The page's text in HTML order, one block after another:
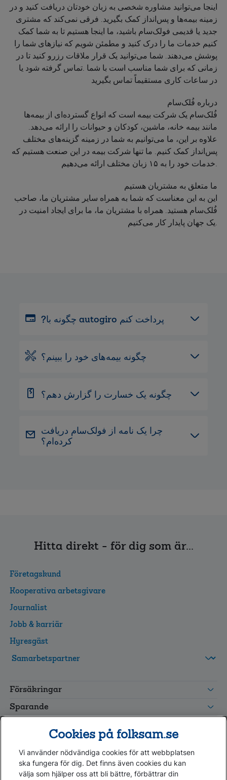
اینجا می‌توانید مشاوره شخصی به زبان خودتان دریافت کنید و در
زمینه بیمه‌ها و پس‌انداز کمک بگیرید. فرقی نمی‌کند که مشتری
جدید یا قدیمی فولک‌سام باشید، ما اینجا هستیم تا به شما کمک
کنیم خدمات ما را درک کنید و مطمئن شویم که نیازهای شما را
پوشش می‌دهند. شما می‌توانید یک قرار ملاقات رزرو کنید تا در
زمانی که برای شما مناسب است با شما .تماس گرفته شود یا
در ساعات کاری مستقیماً تماس بگیرید
درباره فُلک‌سام
فُلک‌سام یک شرکت بیمه است که انواع گسترده‌ای از بیمه‌ها
مانند بیمه خانه، ماشین، کودکان و حیوانات را ارائه می‌دهد.
علاوه بر این، ما می‌توانیم به شما در زمینه گزینه‌های مختلف
پس‌انداز کمک کنیم. ما تنها شرکت بیمه در این صنعت هستیم که
خدمات خود را به ۱۵ زبان مختلف ارائه می‌دهیم.
ما متعلق به مشتریان هستیم
این به این معناست که شما به همراه سایر مشتریان ما، صاحب
فُلک‌سام هستید. همراه با مشتریان ما، ما برای ایجاد امنیت در
یک جهان پایدار کار می‌کنیم.
?چگونه با autogiro پرداخت کنم
چگونه بیمه‌های خود را ببینم؟
چگونه یک خسارت را گزارش دهم؟
چرا یک نامه از فولک‌سام دریافت
کرده‌ام؟
Hitta direkt - för dig som är...
Företagskund
Kooperativa arbetsgivare
Journalist
Jobb & karriär
Hyresgäst
grupp
Leverantörswebb
Försäkringar
Sparande
Kundservice
Cookies på folksam.se
Vi använder nödvändiga cookies för att webbplatsen
ska fungera för dig. Det finns även cookies du kan
välja som hjälper oss att bli bättre, förbättrar din